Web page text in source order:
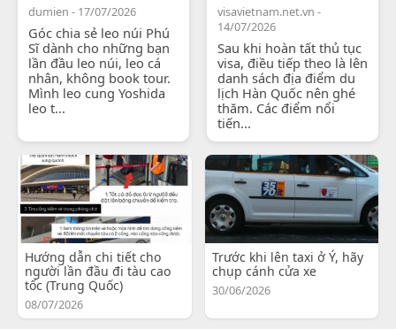
dumien - 17/07/2026
Góc chia sẻ leo núi Phú
Sĩ dành cho những bạn
lần đầu leo núi, leo cá
nhân, không book tour.
Mình leo cung Yoshida
leo t...
visavietnam.net.vn -
14/07/2026
Sau khi hoàn tất thủ tục
visa, điều tiếp theo là lên
danh sách địa điểm du
lịch Hàn Quốc nên ghé
thăm. Các điểm nổi
tiến...
Hướng dẫn chi tiết cho
người lần đầu đi tàu cao
tốc (Trung Quốc)
08/07/2026
Trước khi lên taxi ở Ý, hãy
chụp cánh cửa xe
30/06/2026